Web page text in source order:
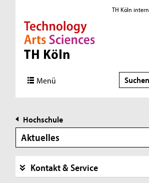
Direkt zur Hauptnavigation
Direkt zur Subnavigation
Direkt zum Inhalt
Direkt zum Fußbereich
TH Köln intern
Menü Suche
Hochschule
Aktuelles
Kontakt & Service